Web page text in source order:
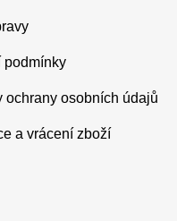
podmínky
ochrany osobních údajů
a vrácení zboží